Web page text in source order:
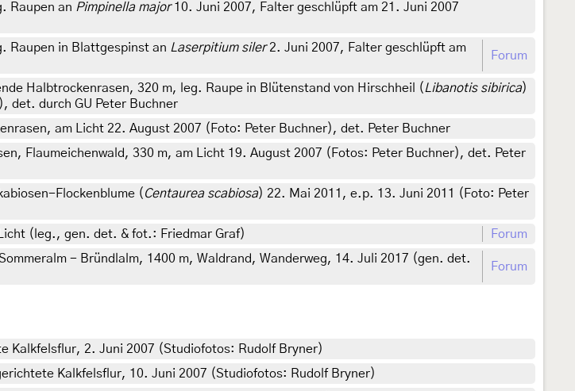
Raupen an Pimpinella major10. Juni 2007, Falter geschlüpft am 21. Juni 2007
Raupen in Blattgespinst an Laserpitium siler2. Juni 2007, Falter geschlüpft am
Forum
Halbtrockenrasen, 320 m, leg. Raupe in Blütenstand von Hirschheil ( Libanotis sibirica)
det. durch GU Peter Buchner
am Licht 22. August 2007 (Foto: Peter Buchner), det. Peter Buchner
Flaumeichenwald, 330 m, am Licht 19. August 2007 (Fotos: Peter Buchner), det. Peter
Flockenblume ( Centaurea scabiosa) 22. Mai 2011, e.p. 13. Juni 2011 (Foto: Peter
(leg., gen. det. & fot.: Friedmar Graf)
Forum
- Bründlalm, 1400 m, Waldrand, Wanderweg, 14. Juli 2017 (gen. det.
Forum
Kalkfelsflur, 2. Juni 2007 (Studiofotos: Rudolf Bryner)
Kalkfelsflur, 10. Juni 2007 (Studiofotos: Rudolf Bryner)